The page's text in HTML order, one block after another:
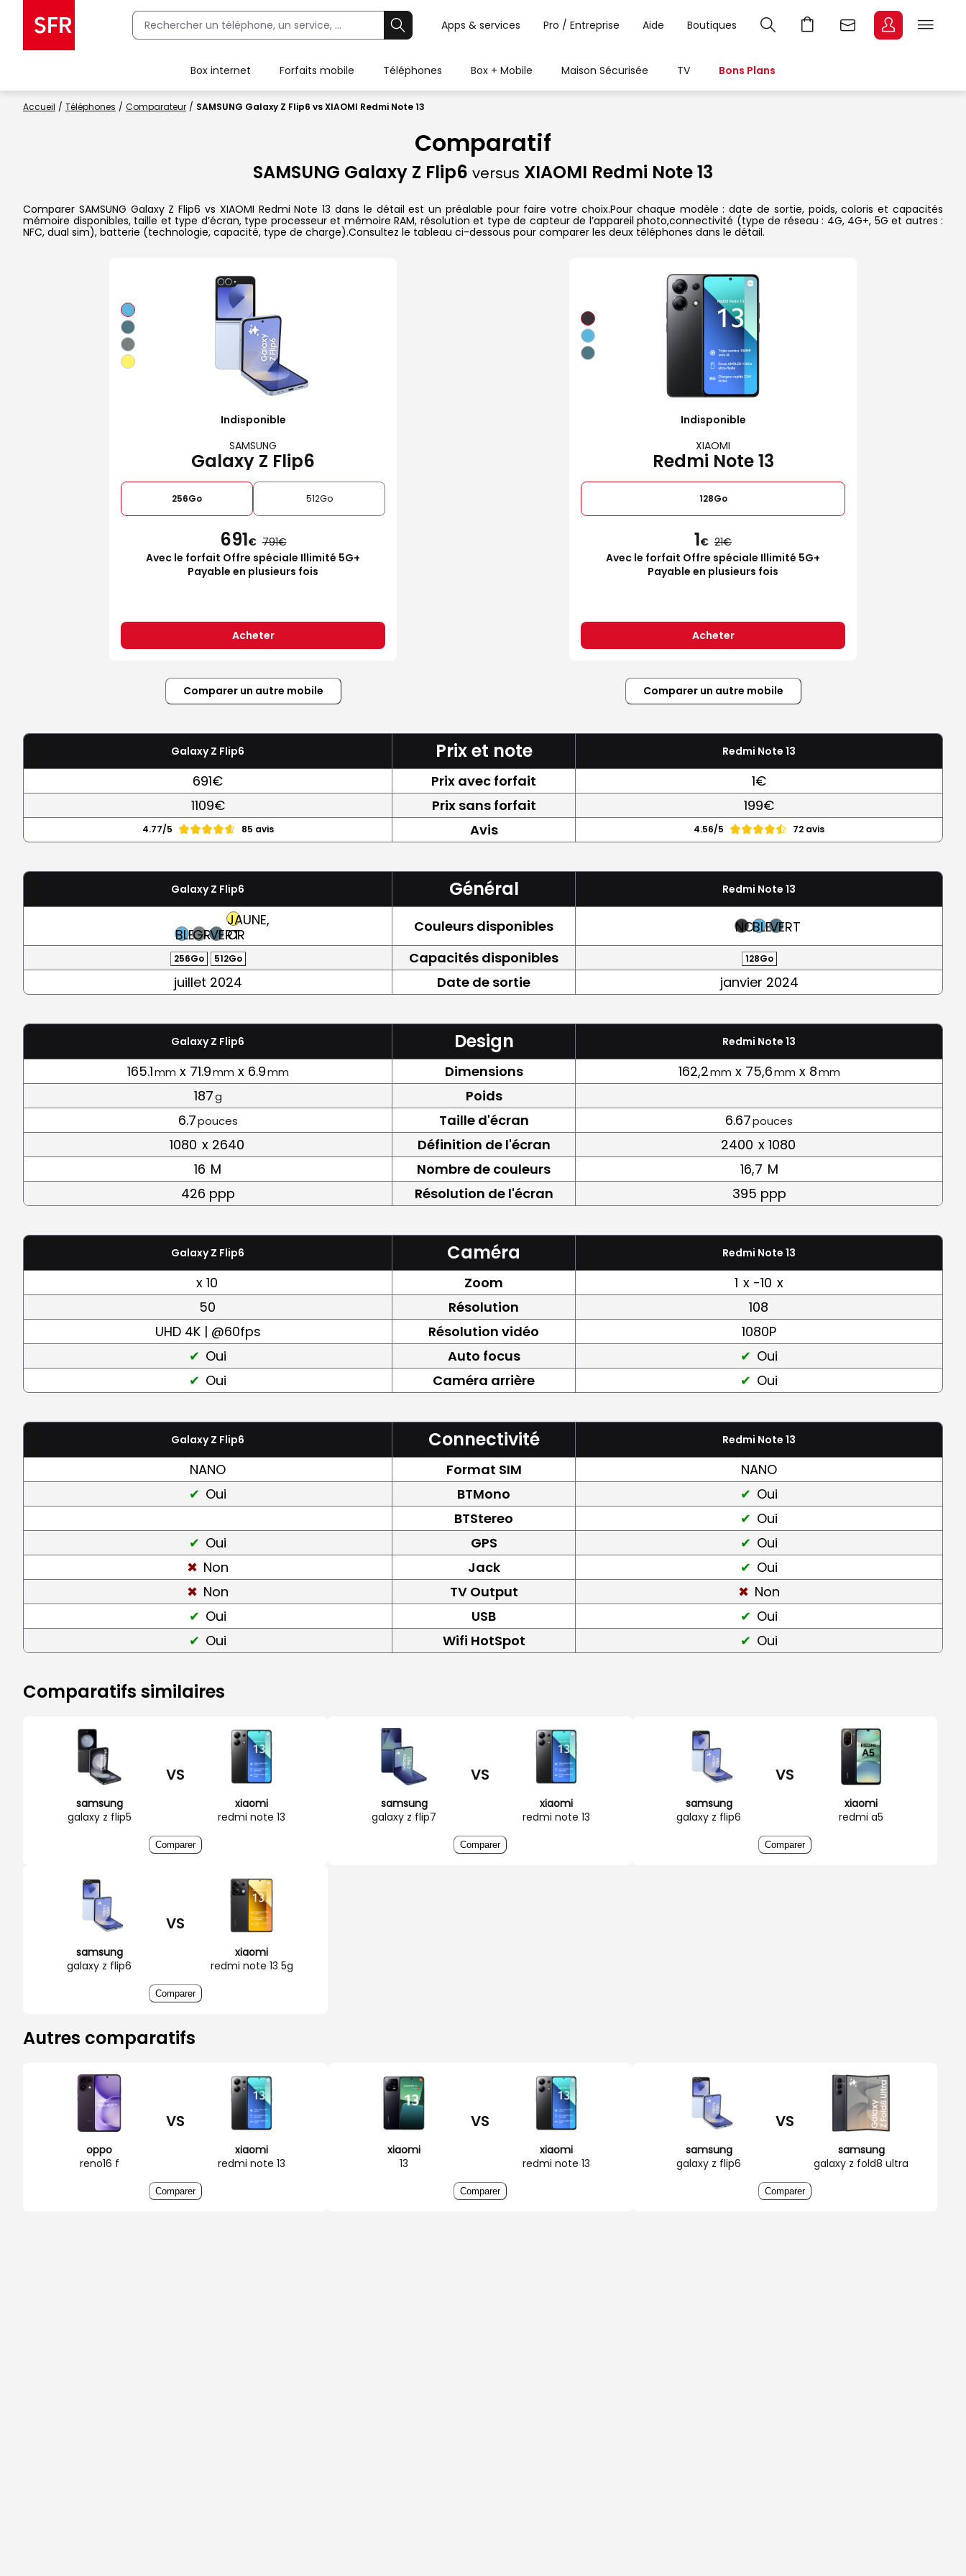
Apps & services Pro / Entreprise Aide Boutiques
Box internet Forfaits mobile Téléphones Box + Mobile Maison Sécurisée TV Bons Plans
Accueil Téléphones Comparateur SAMSUNG Galaxy Z Flip6 vs XIAOMI Redmi Note 13
Comparatif
SAMSUNG Galaxy Z Flip6 versus XIAOMI Redmi Note 13
Comparer SAMSUNG Galaxy Z Flip6 vs XIAOMI Redmi Note 13 dans le détail est un préalable pour faire votre choix.Pour chaque modèle : date de sortie, poids, coloris et capacités
mémoire disponibles, taille et type d’écran, type processeur et mémoire RAM, résolution et type de capteur de l’appareil photo,connectivité (type de réseau : 4G, 4G+, 5G et autres :
NFC, dual sim), batterie (technologie, capacité, type de charge).Consultez le tableau ci-dessous pour comparer les deux téléphones dans le détail.
Indisponible
SAMSUNG
Galaxy Z Flip6
256Go 512Go
691€ 791
Avec le forfait Offre spéciale Illimité 5G+
Payable en plusieurs fois
Acheter
Indisponible
XIAOMI
Redmi Note 13
128Go
1€ 21
Avec le forfait Offre spéciale Illimité 5G+
Payable en plusieurs fois
Acheter
Comparer un autre mobile Comparer un autre mobile
Galaxy Z Flip6 Prix et note Redmi Note 13
691€ Prix avec forfait
1€
1109€
Prix sans forfait 199€
4.77/5 85 avis Avis 4.56/5 72 avis
Galaxy Z Flip6 Général Redmi Note 13
BLEUGRISVERT
JAUNE,
OR
Couleurs disponibles NOIRBLEUVERT
256Go 512Go Capacités disponibles 128Go
juillet 2024 Date de sortie janvier 2024
Galaxy Z Flip6 Design Redmi Note 13
165.1mm x 71.9mm x 6.9mm Dimensions 162,2mm x 75,6mm x 8mm
187g
Poids
6.7pouces Taille d'écran 6.67pouces
1080 x 2640 Définition de l'écran 2400 x 1080
16 M Nombre de couleurs 16,7 M
426 ppp
Résolution de l'écran 395 ppp
Galaxy Z Flip6 Caméra Redmi Note 13
x 10 Zoom 1 x -10 x
50
Résolution
108
UHD 4K | @60fps
Résolution vidéo
1080P
Oui
Auto focus
Oui
Oui
Caméra arrière Oui
Galaxy Z Flip6 Connectivité Redmi Note 13
NANO Format SIM
NANO
Oui
BTMono
Oui
BTStereo
Oui
Oui
GPS
Oui
Non
Jack
Oui
Non
TV Output
Non
Oui
USB
Oui
Oui
Wifi HotSpot Oui
Comparatifs similaires
samsung
galaxy z flip5
VS
xiaomi
redmi note 13
Comparer
samsung
galaxy z flip7
VS
xiaomi
redmi note 13
Comparer
samsung
galaxy z flip6
VS
xiaomi
redmi a5
Comparer
samsung
galaxy z flip6
VS
xiaomi
redmi note 13 5g
Comparer
Autres comparatifs
oppo
reno16 f
VS
xiaomi
redmi note 13
Comparer
xiaomi
13
VS
xiaomi
redmi note 13
Comparer
samsung
galaxy z flip6
VS
samsung
galaxy z fold8 ultra
Comparer